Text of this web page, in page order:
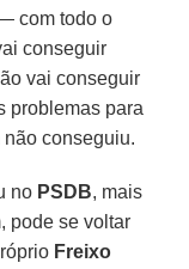
com todo o
conseguir
vai conseguir
problemas para
não conseguiu.
no PSDB, mais
pode se voltar
Freixo